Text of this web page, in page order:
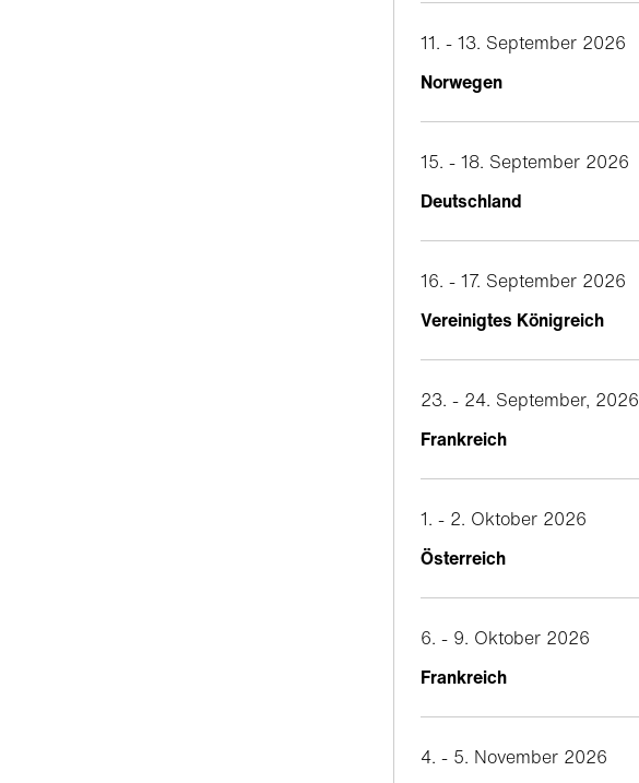
11. - 13. September 2026
Norwegen
15. - 18. September 2026
Deutschland
16. - 17. September 2026
Vereinigtes Königreich
23. - 24. September, 2026
Frankreich
1. - 2. Oktober 2026
Österreich
6. - 9. Oktober 2026
Frankreich
4. - 5. November 2026